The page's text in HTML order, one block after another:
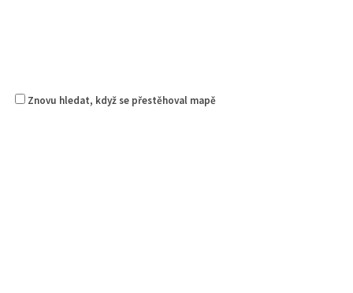
Znovu hledat, když se přestěhoval mapě